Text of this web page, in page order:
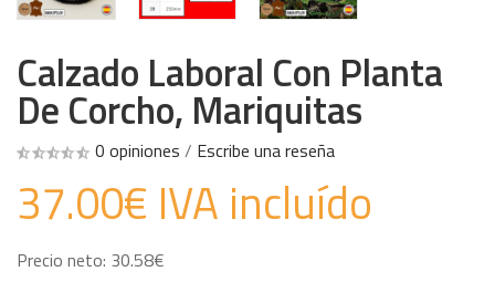
Calzado Laboral Con Planta
De Corcho, Mariquitas
0 opiniones / Escribe una reseña
37.00€ IVA incluído
Precio neto: 30.58€